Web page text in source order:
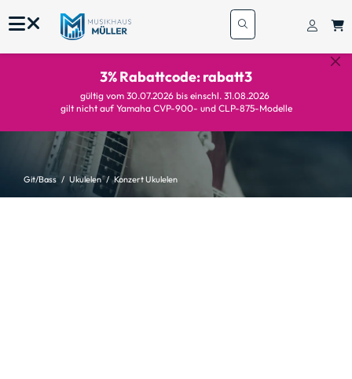
3% Rabattcode: rabatt3
gültig vom 30.07.2026 bis einschl. 31.08.2026
gilt nicht auf Yamaha CVP-900- und CLP-875-Modelle
Git/Bass Ukulelen Konzert Ukulelen